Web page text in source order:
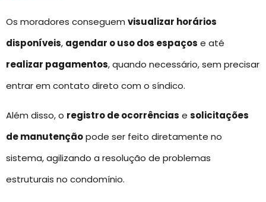
Os moradores conseguem visualizar horários
disponíveis, agendar o uso dos espaços e até
realizar pagamentos, quando necessário, sem precisar
entrar em contato direto com o síndico.
Além disso, o registro de ocorrências e solicitações
de manutençãopode ser feito diretamente no
sistema, agilizando a resolução de problemas
estruturais no condomínio.